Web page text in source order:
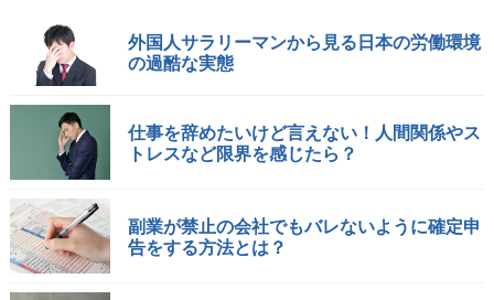
外国人サラリーマンから見る日本の労働環境
の過酷な実態
仕事を辞めたいけど言えない！人間関係やス
トレスなど限界を感じたら？
副業が禁止の会社でもバレないように確定申
告をする方法とは？